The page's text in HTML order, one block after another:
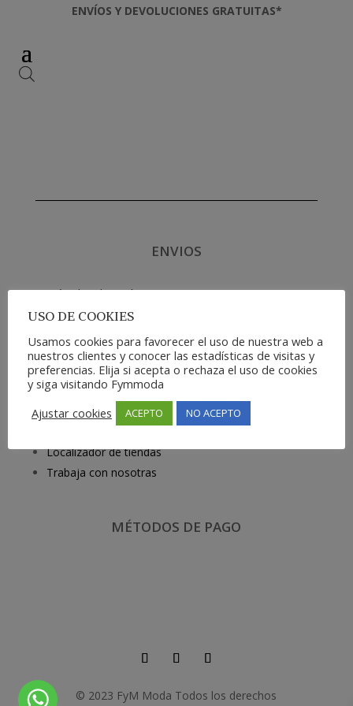
ENVÍOS Y DEVOLUCIONES GRATUITAS*
ENVIOS
Métodos de envío
Gastos y plazos de entrega
Devoluciones
EMPRESA
Localizador de tiendas
Trabaja con nosotras
MÉTODOS DE PAGO
© 2023 FyM Moda Todos los derechos
USO DE COOKIES
Usamos cookies para favorecer el uso de nuestra web a
nuestros clientes y conocer las estadísticas de visitas y
preferencias. Elija si acepta o rechaza el uso de cookies
y siga visitando Fymmoda
Ajustar cookies
ACEPTO NO ACEPTO